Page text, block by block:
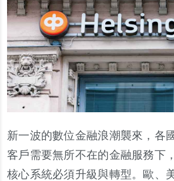
新一波的數位金融浪潮襲來，各
客戶需要無所不在的金融服務下
核心系統必須升級與轉型。歐、